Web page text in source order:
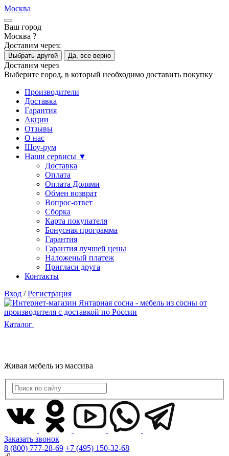
Москва
Ваш город
Москва ?
Доставим через:
Выбрать другой Да, все верно
Доставим через
Выберите город, в который необходимо доставить покупку
Производители
Доставка
Гарантия
Акции
Отзывы
О нас
Шоу-рум
Наши сервисы ▼
Доставка
Оплата
Оплата Долями
Обмен возврат
Вопрос-ответ
Сборка
Карта покупателя
Бонусная программа
Гарантия
Гарантия лучшей цены
Наложеный платеж
Пригласи друга
Контакты
Вход / Регистрация
Каталог
Живая мебель из массива
Заказать звонок
8 (800) 777-28-69 +7 (495) 150-32-68